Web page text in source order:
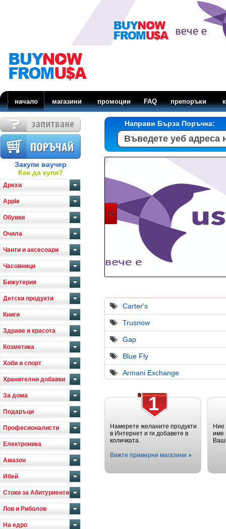
начало магазини промоции FAQ препоръки
Закупи ваучер
Как да купя?
Дрехи
Apple
Обувки
Очила
Чанти и аксесоари
Часовници
Бижутерия
Детски продукти
Книги
Здраве и красота
Козметика
Хоби и спорт
Хранителни добавки
За дома
Подаръци
Професионалисти
Електроника
Амазон
Ибей
Стоки за Абитуриенти
Лов и Риболов
На едро
Направи Бърза Поръчка:
Carter's
Trusnow
Gap
Blue Fly
Armani Exchange
1
Намерете желаните продукти
в Интернет и ги добавете в
количката.
Вижте примерни магазини »
име